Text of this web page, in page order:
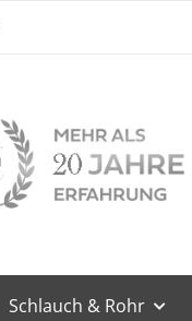
Schlauch & Rohr